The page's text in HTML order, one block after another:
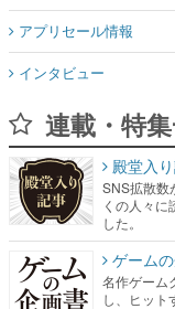
アプリセール情報
インタビュー
連載・特
殿堂入
SNS拡散数
くの人々に
した。
ゲーム
名作ゲーム
し、ヒット